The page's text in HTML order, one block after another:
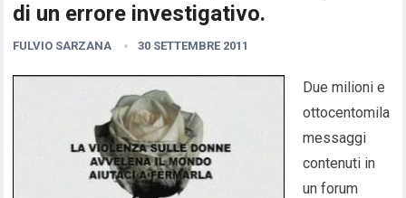
di un errore investigativo.
FULVIO SARZANA 30 SETTEMBRE 2011
Due milioni e
ottocentomila
messaggi
contenuti in
un forum